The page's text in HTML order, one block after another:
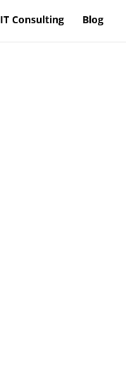
IT Consulting Blog